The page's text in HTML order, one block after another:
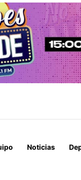
47% MIENTRAS EL
Noticias